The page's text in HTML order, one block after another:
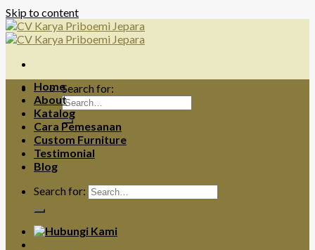
Skip to content
Search for:
Home
About
Katalog
Cara Pemesanan
Custom Furniture
Testimonial
Blog
Search for: